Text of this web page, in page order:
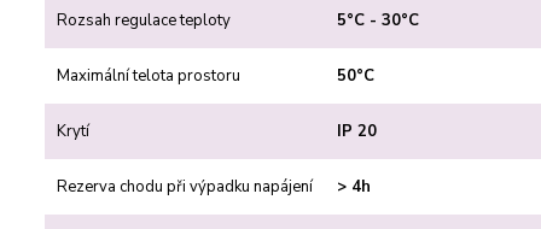
Rozsah regulace teploty 5°C - 30°C
Maximální telota prostoru 50°C
Krytí IP 20
Rezerva chodu při výpadku napájení > 4h